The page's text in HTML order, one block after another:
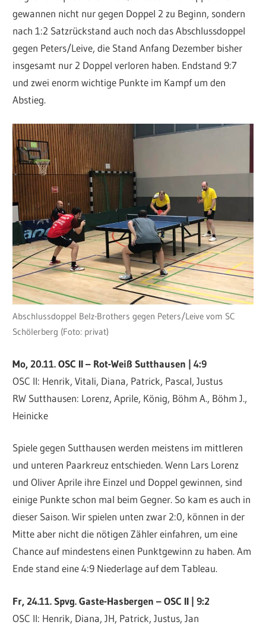
gewannen nicht nur gegen Doppel 2 zu Beginn, sondern
nach 1:2 Satzrückstand auch noch das Abschlussdoppel
gegen Peters/Leive, die Stand Anfang Dezember bisher
insgesamt nur 2 Doppel verloren haben. Endstand 9:7
und zwei enorm wichtige Punkte im Kampf um den
Abstieg.
Abschlussdoppel Belz-Brothers gegen Peters/Leive vom SC
Schölerberg (Foto: privat)
Mo, 20.11. OSC II – Rot-Weiß Sutthausen | 4:9
OSC II: Henrik, Vitali, Diana, Patrick, Pascal, Justus
RW Sutthausen: Lorenz, Aprile, König, Böhm A., Böhm J.,
Heinicke
Spiele gegen Sutthausen werden meistens im mittleren
und unteren Paarkreuz entschieden. Wenn Lars Lorenz
und Oliver Aprile ihre Einzel und Doppel gewinnen, sind
einige Punkte schon mal beim Gegner. So kam es auch in
dieser Saison. Wir spielen unten zwar 2:0, können in der
Mitte aber nicht die nötigen Zähler einfahren, um eine
Chance auf mindestens einen Punktgewinn zu haben. Am
Ende stand eine 4:9 Niederlage auf dem Tableau.
Fr, 24.11. Spvg. Gaste-Hasbergen – OSC II | 9:2
OSC II: Henrik, Diana, JH, Patrick, Justus, Jan